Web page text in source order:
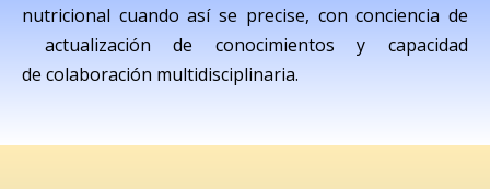
nutricional cuando así se precise, con conciencia de
actualización de conocimientos y capacidad
de colaboración multidisciplinaria.